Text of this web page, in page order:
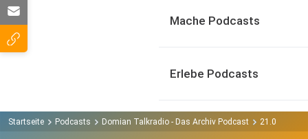
Mache Podcasts
Erlebe Podcasts
Startseite Podcasts Domian Talkradio - Das Archiv Podcast 21.03.2002